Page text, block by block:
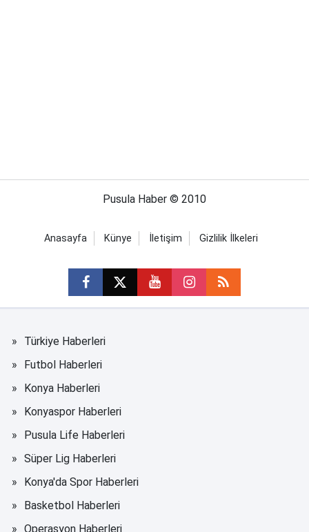
Pusula Haber © 2010
Anasayfa Künye İletişim Gizlilik İlkeleri
Türkiye Haberleri
Futbol Haberleri
Konya Haberleri
Konyaspor Haberleri
Pusula Life Haberleri
Süper Lig Haberleri
Konya'da Spor Haberleri
Basketbol Haberleri
Operasyon Haberleri